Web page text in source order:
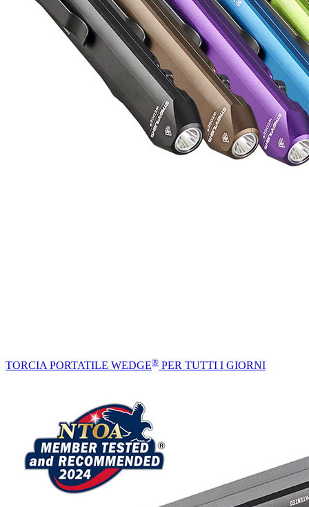
TORCIA PORTATILE WEDGE® PER TUTTI I GIORNI